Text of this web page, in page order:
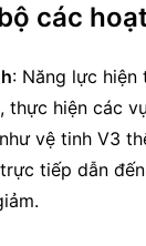
các
: Năng lực hiện
hiện các
vệ tinh V3
tiếp dẫn